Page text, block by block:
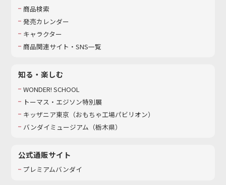
商品検索
発売カレンダー
キャラクター
商品関連サイト・SNS一覧
知る・楽しむ
WONDER! SCHOOL
トーマス・エジソン特別展
キッザニア東京（おもちゃ工場パビリオン）​
バンダイミュージアム（栃木県）
公式通販サイト
プレミアムバンダイ